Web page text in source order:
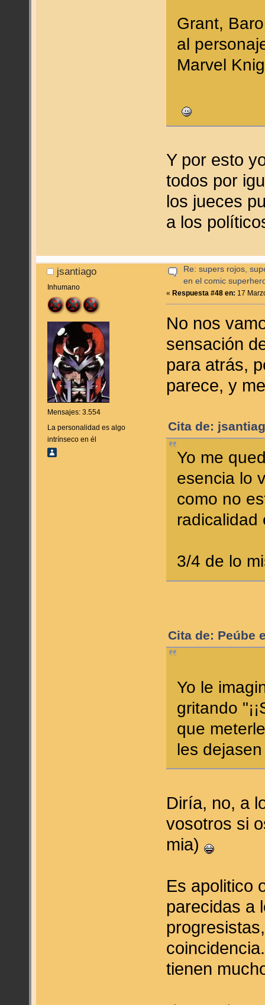
Grant,
al
Marvel
Y por esto
todos por
los jueces
a los
jsantiago
Inhumano
Mensajes: 3.554
La personalidad es algo
intrínseco en él
Re: supers rojos,
en el comic
«Respuesta #48 en: 17
No nos
sensación
para atrás,
parece, y
Cita de:
Yo me
esencia lo
como no
3/4 de lo
Cita de: Peúbe
Yo le
gritando
que
les
Diría, no, a
vosotros si
mia)
Es apolitico
parecidas a
tienen